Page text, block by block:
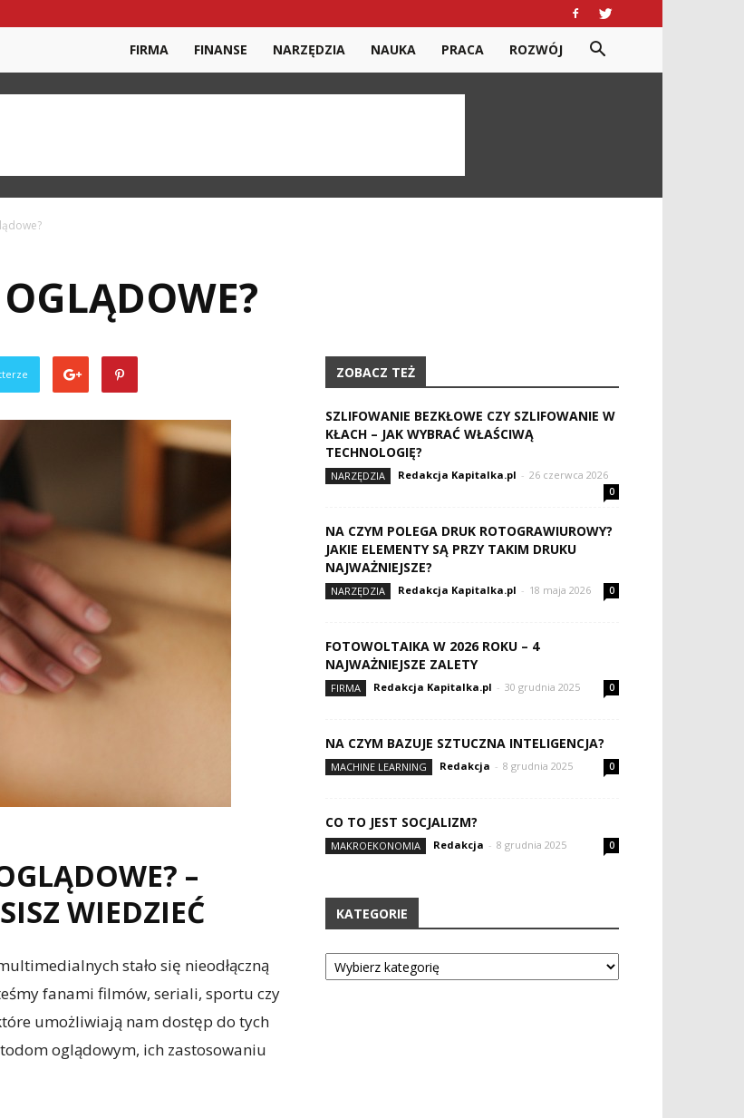
FIRMA FINANSE NARZĘDZIA NAUKA PRACA ROZWÓJ
–
WIEDZIEĆ
stało się nieodłączną
fanami filmów, seriali, sportu czy
umożliwiają nam dostęp do tych
oglądowym, ich zastosowaniu
ZOBACZ TEŻ
SZLIFOWANIE BEZKŁOWE CZY SZLIFOWANIE W
KŁACH – JAK WYBRAĆ WŁAŚCIWĄ
TECHNOLOGIĘ?
NARZĘDZIA Redakcja Kapitalka.pl - 26 czerwca 2026
0
NA CZYM POLEGA DRUK ROTOGRAWIUROWY?
JAKIE ELEMENTY SĄ PRZY TAKIM DRUKU
NAJWAŻNIEJSZE?
NARZĘDZIA Redakcja Kapitalka.pl - 18 maja 2026 0
FOTOWOLTAIKA W 2026 ROKU – 4
NAJWAŻNIEJSZE ZALETY
FIRMA Redakcja Kapitalka.pl - 30 grudnia 2025 0
NA CZYM BAZUJE SZTUCZNA INTELIGENCJA?
MACHINE LEARNING Redakcja - 8 grudnia 2025 0
CO TO JEST SOCJALIZM?
MAKROEKONOMIA Redakcja - 8 grudnia 2025 0
KATEGORIE
Kategorie